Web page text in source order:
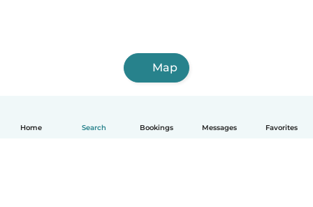
Home Search Bookings Messages Favorites
Map